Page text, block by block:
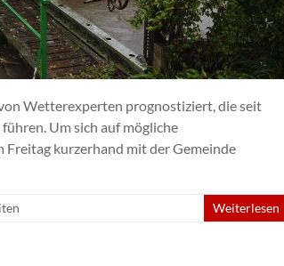
Wetterexperten prognostiziert, die seit
Um sich auf mögliche
kurzerhand mit der Gemeinde
Weiterlesen